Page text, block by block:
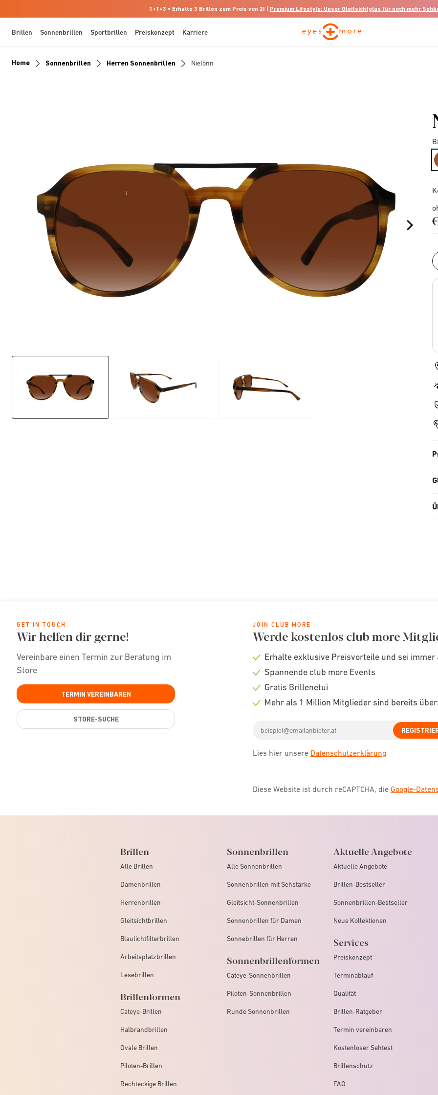
1+1=3 • Erhalte 3 Brillen zum Preis von 2! | Premium Lifestyle: Unser Gleitsichtglas für noch mehr
Brillen Sonnenbrillen Sportbrillen Preiskonzept Karriere
Home Sonnenbrillen Herren Sonnenbrillen Nielönn
GET IN TOUCH
Wir helfen dir gerne!
Vereinbare einen Termin zur Beratung im
Store
TERMIN VEREINBAREN
STORE-SUCHE
JOIN CLUB MORE
Werde kostenlos club more
Check
Erhalte exklusive Preisvorteile und sei
Check
Spannende club more Events
Check
Gratis Brillenetui
Mehr als 1 Million Mitglieder sind bereits
address
Lies hier unsere Datenschutzerklärung
Diese Website ist durch reCAPTCHA, die Google-
Brillen
Alle Brillen
Damenbrillen
Herrenbrillen
Gleitsichtbrillen
Blaulichtfilterbrillen
Arbeitsplatzbrillen
Lesebrillen
Brillenformen
Cateye-Brillen
Halbrandbrillen
Ovale Brillen
Piloten-Brillen
Rechteckige Brillen
Sonnenbrillen
Alle Sonnenbrillen
Sonnenbrillen mit Sehstärke
Gleitsicht-Sonnenbrillen
Sonnenbrillen für Damen
Sonnebrillen für Herren
Sonnenbrillenformen
Cateye-Sonnenbrillen
Piloten-Sonnenbrillen
Runde Sonnenbrillen
Aktuelle Angebote
Aktuelle Angebote
Brillen-Bestseller
Sonnenbrillen-Bestseller
Neue Kollektionen
Services
Preiskonzept
Terminablauf
Qualität
Brillen-Ratgeber
Termin vereinbaren
Kostenloser Sehtest
Brillenschutz
FAQ